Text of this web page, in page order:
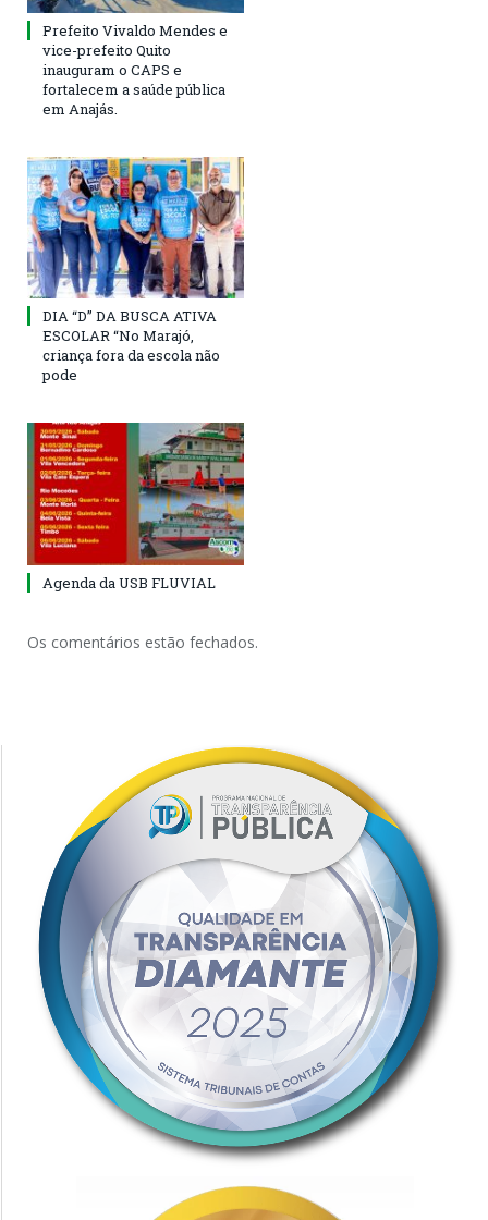
Prefeito Vivaldo Mendes e
vice-prefeito Quito
inauguram o CAPS e
fortalecem a saúde pública
em Anajás.
DIA “D” DA BUSCA ATIVA
ESCOLAR “No Marajó,
criança fora da escola não
pode
Agenda da USB FLUVIAL
Os comentários estão fechados.